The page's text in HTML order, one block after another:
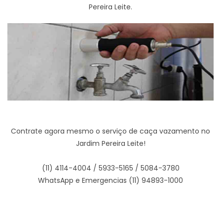
Pereira Leite.
Contrate agora mesmo o serviço de caça vazamento no
Jardim Pereira Leite!
(11) 4114-4004 / 5933-5165 / 5084-3780
WhatsApp e Emergencias (11) 94893-1000